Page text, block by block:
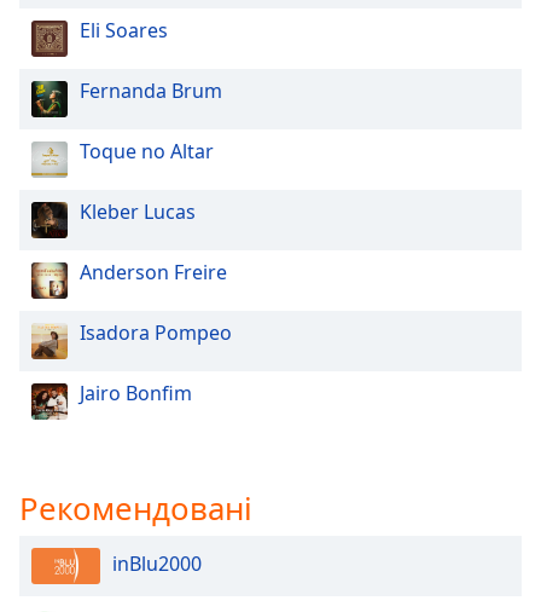
Color
Opacity
Background
Color
Opacity
Caption
Area
Background
Opacity
Eli Soares
Fernanda Brum
Toque no Altar
Kleber Lucas
Anderson Freire
Isadora Pompeo
Jairo Bonfim
Рекомендовані
inBlu2000